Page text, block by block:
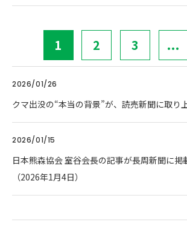
1 2 3 ...
2026/01/26
クマ出没の“本当の背景”が、読売新聞に取り
2026/01/15
日本熊森協会 室谷会長の記事が長周新聞に掲
（2026年1月4日）